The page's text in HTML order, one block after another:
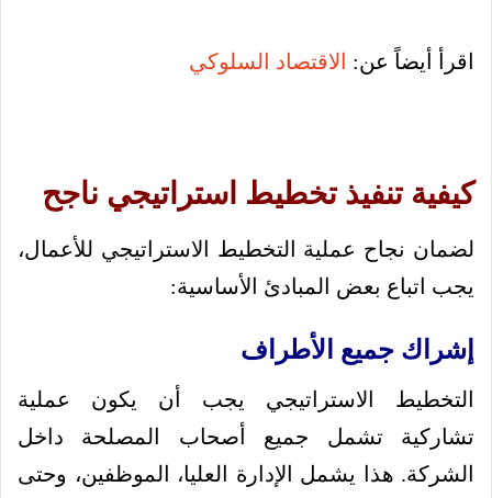
اقرأ أيضاً عن: الاقتصاد السلوكي
كيفية تنفيذ تخطيط استراتيجي ناجح
لضمان نجاح عملية التخطيط الاستراتيجي للأعمال،
يجب اتباع بعض المبادئ الأساسية:
إشراك جميع الأطراف
التخطيط الاستراتيجي يجب أن يكون عملية
تشاركية تشمل جميع أصحاب المصلحة داخل
الشركة. هذا يشمل الإدارة العليا، الموظفين، وحتى